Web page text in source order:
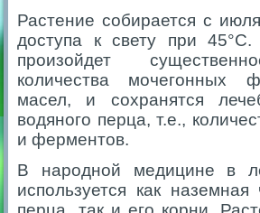
Растение собирается с
доступа к свету при
произойдет
количества мочегонных
масел, и сохранятся
водяного перца, т.е.,
и ферментов.
В народной медицине в
используется как наземная